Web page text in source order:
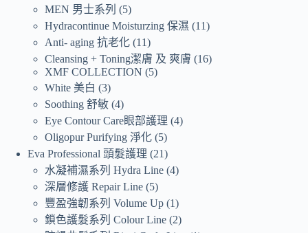
MEN 男士系列
5
Hydracontinue Moisturzing 保濕
11
Anti- aging 抗老化 11
Cleansing + Toning潔膚 及 爽膚
16
XMF COLLECTION
5
White 美白
3
Soothing 舒敏 4
Eye Contour Care眼部護理 4
Oligopur Purifying 淨化 5
Eva Professional 頭髮護理
21
水凝補濕系列 Hydra Line 4
深層修護 Repair Line 5
豐盈強韌系列 Volume Up 1
鎖色護髮系列 Colour Line 2